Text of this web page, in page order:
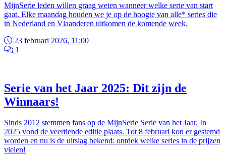
MijnSerie leden willen graag weten wanneer welke serie van start
gaat. Elke maandag houden we je op de hoogte van alle* series die
in Nederland en Vlaanderen uitkomen de komende week.
23 februari 2026, 11:00
1
Serie van het Jaar 2025: Dit zijn de
Winnaars!
Sinds 2012 stemmen fans op de MijnSerie Serie van het Jaar. In
2025 vond de veertiende editie plaats. Tot 8 februari kon er gestemd
worden en nu is de uitslag bekend: ontdek welke series in de prijzen
vielen!